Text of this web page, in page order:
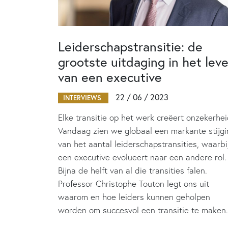
Leiderschapstransitie: de
grootste uitdaging in het
van een executive
INTERVIEWS
22 / 06 / 2023
Elke transitie op het werk creëert
Vandaag zien we globaal een markante
van het aantal leiderschapstransities,
een executive evolueert naar een andere rol.
Bijna de helft van al die transities falen.
Professor Christophe Touton legt ons uit
waarom en hoe leiders kunnen geholpen
worden om succesvol een transitie te maken.